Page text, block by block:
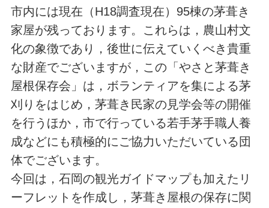
市内には現在（H18調査現在）95棟の茅葺き
家屋が残っております。これらは，農山村文
化の象徴であり，後世に伝えていくべき貴重
な財産でございますが，この「やさと茅葺き
屋根保存会」は，ボランティアを集による茅
刈りをはじめ，茅葺き民家の見学会等の開催
を行うほか，市で行っている若手茅手職人養
成などにも積極的にご協力いただいている団
体でございます。
今回は，石岡の観光ガイドマップも加えたリ
ーフレットを作成し，茅葺き屋根の保存に関